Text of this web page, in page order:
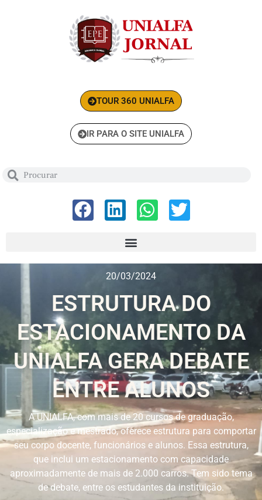
TOUR 360 UNIALFA
IR PARA O SITE UNIALFA
20/03/2024
ESTRUTURA DO
ESTACIONAMENTO DA
UNIALFA GERA DEBATE
ENTRE ALUNOS
A UNIALFA, com mais de 20 cursos de graduação,
especialização e mestrado, oferece estrutura para comportar
seu corpo docente, funcionários e alunos. Essa estrutura,
que inclui um estacionamento com capacidade
aproximadamente de mais de 2.000 carros. Tem sido tema
de debate, entre os estudantes da instituição.